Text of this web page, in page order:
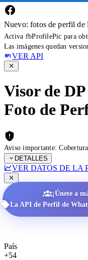
Nuevo: fotos de perfil de
Activa fbProfilePic para
Las imágenes quedan
VER API
Visor de
Foto de
Aviso importante:
DETALLES
VER DATOS DE LA
¡Únete a
La API de Perfil de
País
+54